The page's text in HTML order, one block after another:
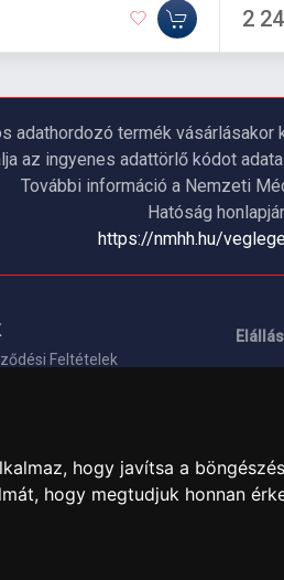
hogy javítsa a
hogy megtudjuk honnan
2
adathordozó termék
az ingyenes adattörlő kódot
További információ a Nemzeti
Hatóság
https://nmhh.hu/
Feltételek